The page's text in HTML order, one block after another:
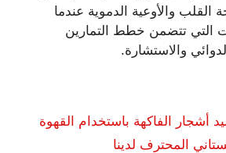
القلب والأوعية الدموية عندما
التي تتضمن خطط التمارين
والاستشارة.
أشجار الفاكهة باستخدام القهوة
المحترف لدينا